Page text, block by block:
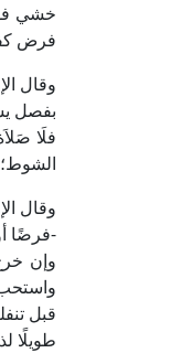
خشي
فرض
بفصل
فلَا
-فرضًا
وإن
قبل
طويلًا